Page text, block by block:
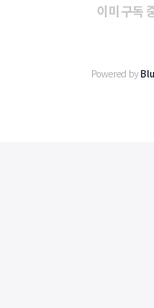
이미 구독
Powered by